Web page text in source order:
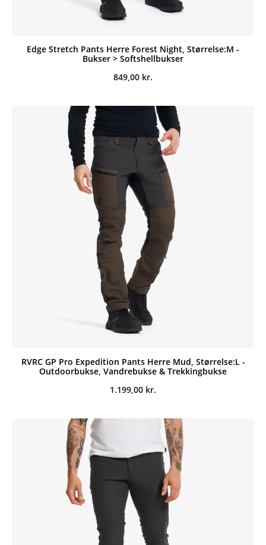
Edge Stretch Pants Herre Forest Night, Størrelse:M -
Bukser > Softshellbukser
849,00 kr.
RVRC GP Pro Expedition Pants Herre Mud, Størrelse:L -
Outdoorbukse, Vandrebukse & Trekkingbukse
1.199,00 kr.